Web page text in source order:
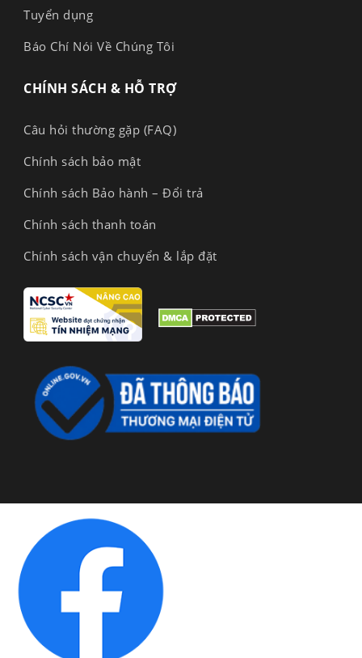
Tuyển dụng
Báo Chí Nói Về Chúng Tôi
CHÍNH SÁCH & HỖ TRỢ
Câu hỏi thường gặp (FAQ)
Chính sách bảo mật
Chính sách Bảo hành – Đổi trả
Chính sách thanh toán
Chính sách vận chuyển & lắp đặt